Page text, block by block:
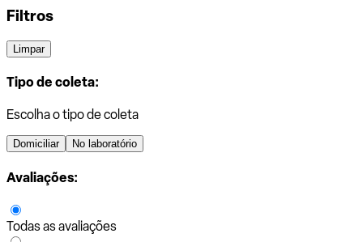
Filtros
Limpar
Tipo de coleta:
Escolha o tipo de coleta
Domiciliar No laboratório
Avaliações:
Todas as avaliações